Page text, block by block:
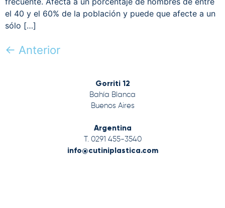
el 40 y el 60% de la población y puede que afecte a un
sólo […]
← Anterior
Gorriti 12
Bahía Blanca
Buenos Aires
Argentina
T. 0291 455-3540
info@cutiniplastica.com